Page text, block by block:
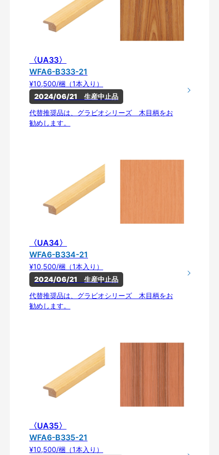
〈UA33〉
WFA6-B333-21
¥10,500/梱（1本入り）
2024/06/21　生産中止品
代替推奨品は、グラビオシリーズ 木目柄をお
勧めします。
〈UA34〉
WFA6-B334-21
¥10,500/梱（1本入り）
2024/06/21　生産中止品
代替推奨品は、グラビオシリーズ 木目柄をお
勧めします。
〈UA35〉
WFA6-B335-21
¥10,500/梱（1本入り）